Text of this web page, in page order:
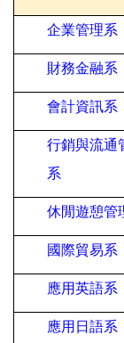
企業管理系
財務金融系
會計資訊系
行銷與流通
系
休閒遊憩管
國際貿易系
應用英語系
應用日語系